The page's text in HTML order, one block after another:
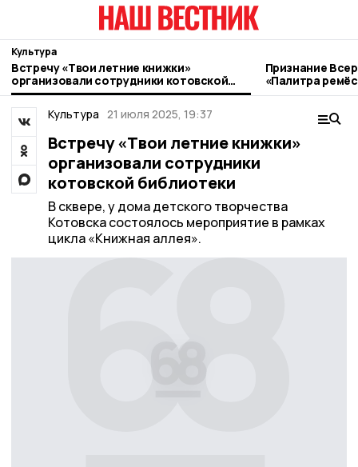
Культура
Встречу «Твои летние книжки»
организовали сотрудники котовской
библиотеки
Признание
«Палитра
котовские
Культура 21 июля 2025, 19:37
Встречу «Твои летние книжки»
организовали сотрудники
котовской библиотеки
В сквере, у дома детского творчества
Котовска состоялось мероприятие в рамках
цикла «Книжная аллея».